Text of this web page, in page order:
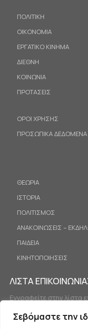
Σεβόμαστε την
ΠΟΛΙΤΙΚΗ
ΟΙΚΟΝΟΜΙΑ
ΕΡΓΑΤΙΚΟ ΚΙΝΗΜΑ
ΔΙΕΘΝΗ
ΚΟΙΝΩΝΙΑ
ΠΡΟΤΑΣΕΙΣ
ΟΡΟΙ ΧΡΗΣΗΣ
ΠΡΟΣΩΠΙΚΑ ΔΕΔΟΜΕΝΑ
ΘΕΩΡΙΑ
ΙΣΤΟΡΙΑ
ΠΟΛΙΤΙΣΜΟΣ
ΑΝΑΚΟΙΝΩΣΕΙΣ –
ΠΑΙΔΕΙΑ
ΚΙΝΗΤΟΠΟΙΗΣΕΙΣ
ΛΙΣΤΑ
Εγγραφείτε στην λίστα